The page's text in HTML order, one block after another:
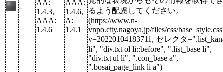
-
AA:
1.4.3,
AAA:
1.4.6
AAA:
1.4.6,
A:
1.4.1
るよう配慮してください。
(https://www.n-
vnpo.city.nagoya.jp/files/css/
v=20220104183711, セレクタ
li", "div.txt ol li::before", ".list_base li",
"div.txt ul li", ".con_base a",
".bosai_page_link li a")